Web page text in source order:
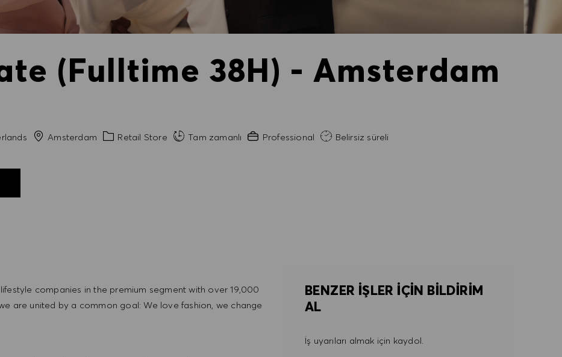
(Fulltime 38H) - Amsterdam
ŞehirAmsterdam Kategori
Retail Store Tam zamanlı Gerekli Deneyim
Professional Belirsiz süreli
companies in the premium segment with over 19,000
are united by a common goal: We love fashion, we change
BENZER IŞLER IÇIN BILDIRIM
AL
İş uyarıları almak için kaydol.